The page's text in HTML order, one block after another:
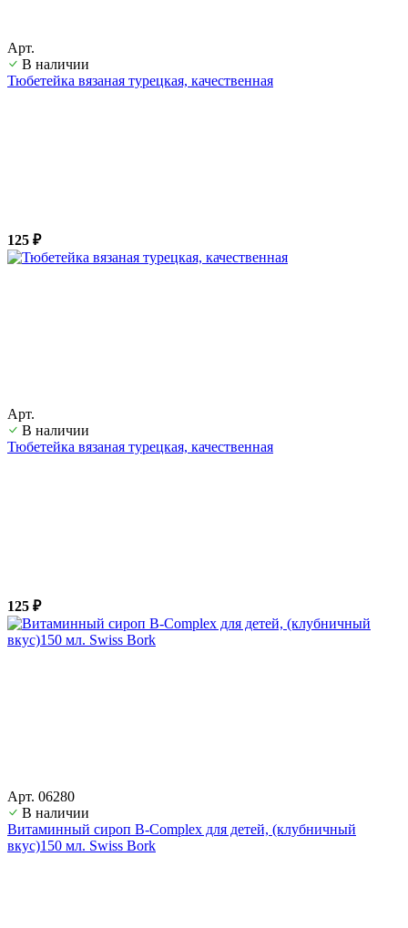
Арт.
В наличии
Тюбетейка вязаная турецкая, качественная
125 ₽
Арт.
В наличии
Тюбетейка вязаная турецкая, качественная
125 ₽
Арт. 06280
В наличии
Витаминный сироп B-Complex для детей, (клубничный
вкус)150 мл. Swiss Bork